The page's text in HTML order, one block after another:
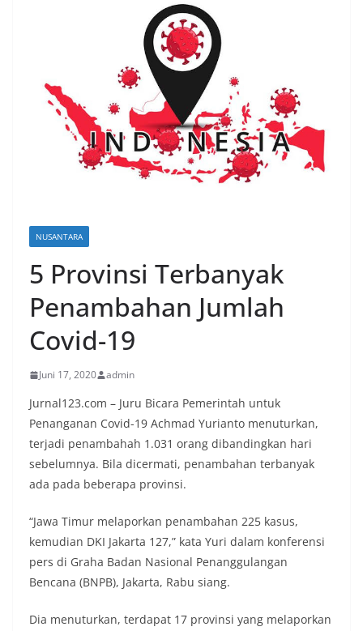
NUSANTARA
5 Provinsi Terbanyak
Penambahan Jumlah
Covid-19
Juni 17, 2020 admin
Jurnal123.com – Juru Bicara Pemerintah untuk
Penanganan Covid-19 Achmad Yurianto menuturkan,
terjadi penambahah 1.031 orang dibandingkan hari
sebelumnya. Bila dicermati, penambahan terbanyak
ada pada beberapa provinsi.
“Jawa Timur melaporkan penambahan 225 kasus,
kemudian DKI Jakarta 127,” kata Yuri dalam konferensi
pers di Graha Badan Nasional Penanggulangan
Bencana (BNPB), Jakarta, Rabu siang.
Dia menuturkan, terdapat 17 provinsi yang melaporkan